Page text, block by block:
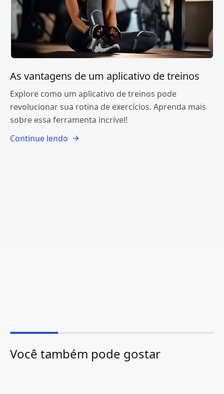
As vantagens de um aplicativo de treinos
Explore como um aplicativo de treinos pode
revolucionar sua rotina de exercícios. Aprenda mais
sobre essa ferramenta incrível!
Continue lendo
Você também pode gostar